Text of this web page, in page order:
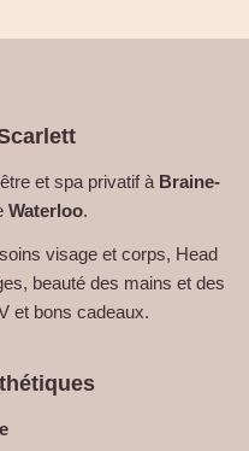
et spa privatif à Braine-
Waterloo.
visage et corps, Head
beauté des mains et des
et bons cadeaux.